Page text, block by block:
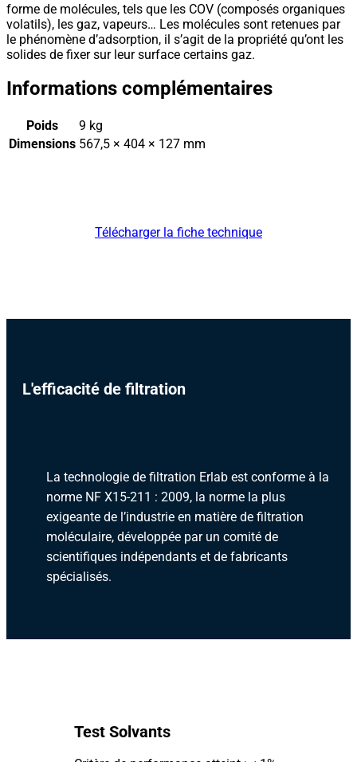
forme de molécules, tels que les COV (composés organiques
volatils), les gaz, vapeurs… Les molécules sont retenues par
le phénomène d’adsorption, il s’agit de la propriété qu’ont les
solides de fixer sur leur surface certains gaz.
Informations complémentaires
Poids
9 kg
Dimensions 567,5 × 404 × 127 mm
Télécharger la fiche technique
L'efficacité de filtration
La technologie de filtration Erlab est conforme à la
norme NF X15-211 : 2009, la norme la plus
exigeante de l’industrie en matière de filtration
moléculaire, développée par un comité de
scientifiques indépendants et de fabricants
spécialisés.
Test Solvants